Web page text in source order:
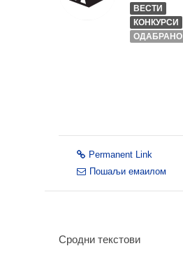
ВЕСТИ
КОНКУРСИ
ОДАБРАНО
Permanent Link
Пошаљи емаилом
Сродни текстови